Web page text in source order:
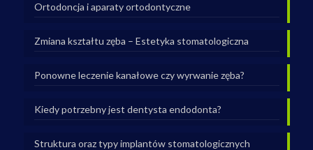
Ortodoncja i aparaty ortodontyczne
Zmiana kształtu zęba – Estetyka stomatologiczna
Ponowne leczenie kanałowe czy wyrwanie zęba?
Kiedy potrzebny jest dentysta endodonta?
Struktura oraz typy implantów stomatologicznych